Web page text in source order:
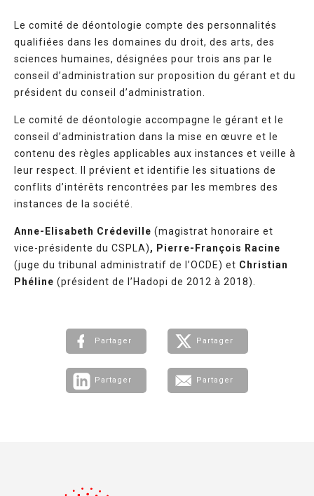
Le comité de déontologie compte des personnalités
qualifiées dans les domaines du droit, des arts, des
sciences humaines, désignées pour trois ans par le
conseil d’administration sur proposition du gérant et du
président du conseil d’administration.
Le comité de déontologie accompagne le gérant et le
conseil d’administration dans la mise en œuvre et le
contenu des règles applicables aux instances et veille à
leur respect. Il prévient et identifie les situations de
conflits d’intérêts rencontrées par les membres des
instances de la société.
Anne-Elisabeth Crédeville (magistrat honoraire et
vice-présidente du CSPLA), Pierre-François Racine
(juge du tribunal administratif de l’OCDE) et Christian
Phéline (président de l’Hadopi de 2012 à 2018).
Partager Partager
Partager Partager